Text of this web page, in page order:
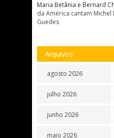
Maria Betânia e Bernard
da América cantam Michel
Guedes
Arquivos
agosto 2026
julho 2026
junho 2026
maio 2026